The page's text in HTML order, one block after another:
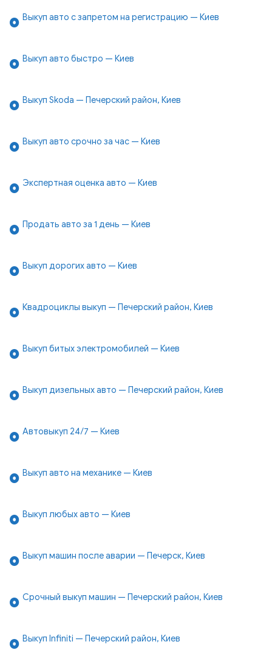
Выкуп авто с запретом на регистрацию — Киев
Выкуп авто быстро — Киев
Выкуп Skoda — Печерский район, Киев
Выкуп авто срочно за час — Киев
Экспертная оценка авто — Киев
Продать авто за 1 день — Киев
Выкуп дорогих авто — Киев
Квадроциклы выкуп — Печерский район, Киев
Выкуп битых электромобилей — Киев
Выкуп дизельных авто — Печерский район, Киев
Автовыкуп 24/7 — Киев
Выкуп авто на механике — Киев
Выкуп любых авто — Киев
Выкуп машин после аварии — Печерск, Киев
Срочный выкуп машин — Печерский район, Киев
Выкуп Infiniti — Печерский район, Киев